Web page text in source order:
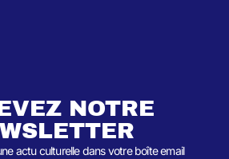
NOTRE
actu culturelle dans votre boîte email